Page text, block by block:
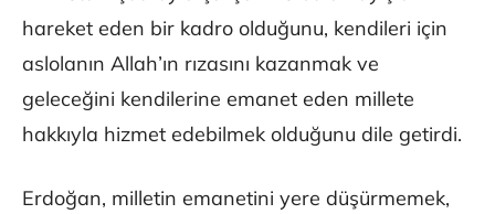
hareket eden bir kadro olduğunu, kendileri için
aslolanın Allah’ın rızasını kazanmak ve
geleceğini kendilerine emanet eden millete
hakkıyla hizmet edebilmek olduğunu dile getirdi.
Erdoğan, milletin emanetini yere düşürmemek,